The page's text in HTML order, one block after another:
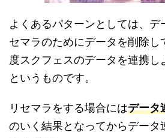
よくあるパターンとしては、デ
セマラのためにデータを削除し
度スクフェスのデータを連携し
というものです。
リセマラをする場合にはデータ
のいく結果となってからデータ